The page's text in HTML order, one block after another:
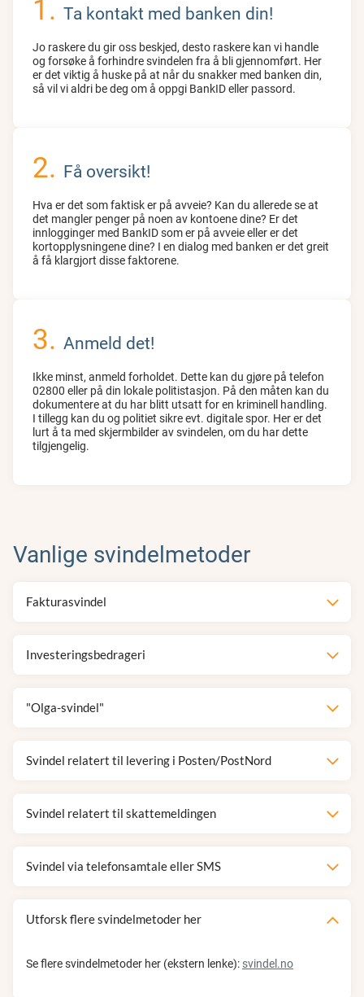
Ta kontakt med banken din!
Jo raskere du gir oss beskjed, desto raskere kan vi handle
og forsøke å forhindre svindelen fra å bli gjennomført. Her
er det viktig å huske på at når du snakker med banken din,
så vil vi aldri be deg om å oppgi BankID eller passord.
Få oversikt!
Hva er det som faktisk er på avveie? Kan du allerede se at
det mangler penger på noen av kontoene dine? Er det
innlogginger med BankID som er på avveie eller er det
kortopplysningene dine? I en dialog med banken er det greit
å få klargjort disse faktorene.
Anmeld det!
Ikke minst, anmeld forholdet. Dette kan du gjøre på telefon
02800 eller på din lokale politistasjon. På den måten kan du
dokumentere at du har blitt utsatt for en kriminell handling.
I tillegg kan du og politiet sikre evt. digitale spor. Her er det
lurt å ta med skjermbilder av svindelen, om du har dette
tilgjengelig.
Vanlige svindelmetoder
Fakturasvindel
Investeringsbedrageri
"Olga-svindel"
Svindel relatert til levering i Posten/PostNord
Svindel relatert til skattemeldingen
Svindel via telefonsamtale eller SMS
Utforsk flere svindelmetoder her
Se flere svindelmetoder her (ekstern lenke): svindel.no